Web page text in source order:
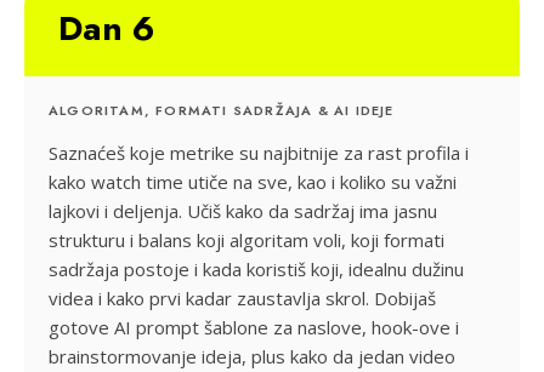
Dan 6
ALGORITAM, FORMATI SADRŽAJA & AI IDEJE
Saznaćeš koje metrike su najbitnije za rast profila i
kako watch time utiče na sve, kao i koliko su važni
lajkovi i deljenja. Učiš kako da sadržaj ima jasnu
strukturu i balans koji algoritam voli, koji formati
sadržaja postoje i kada koristiš koji, idealnu dužinu
videa i kako prvi kadar zaustavlja skrol. Dobijaš
gotove AI prompt šablone za naslove, hook-ove i
brainstormovanje ideja, plus kako da jedan video